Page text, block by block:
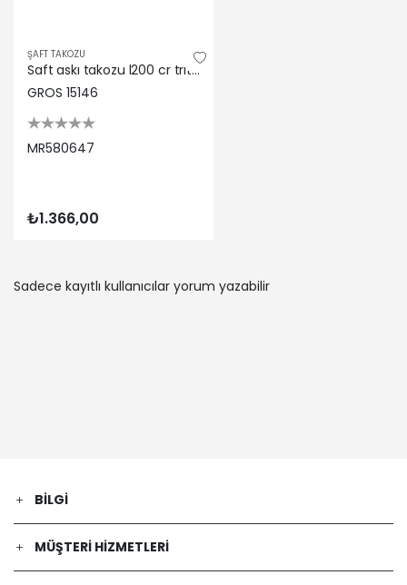
ŞAFT TAKOZU
Saft askı takozu l200 cr trıton (2wd 4wd) 2006> Gros MR580647
GROS 15146
MR580647
₺1.366,00
Sadece kayıtlı kullanıcılar yorum yazabilir
BILGI
MÜŞTERI HIZMETLERI